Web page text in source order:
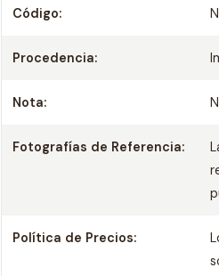
Código:
Procedencia:
Nota:
Fotografías de Referencia:
Política de Precios: